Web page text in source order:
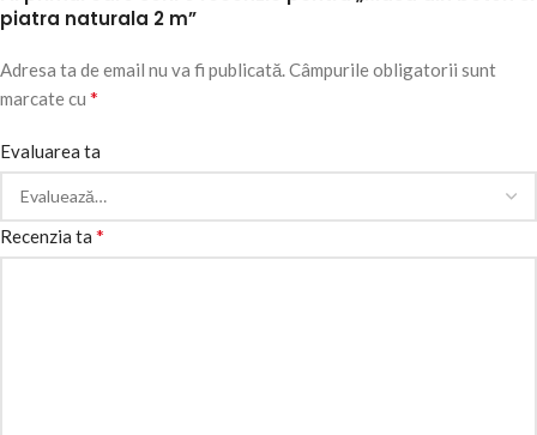
piatra naturala 2 m”
Adresa ta de email nu va fi publicată.Câmpurile obligatorii sunt
marcate cu *
Evaluarea ta
Recenzia ta *